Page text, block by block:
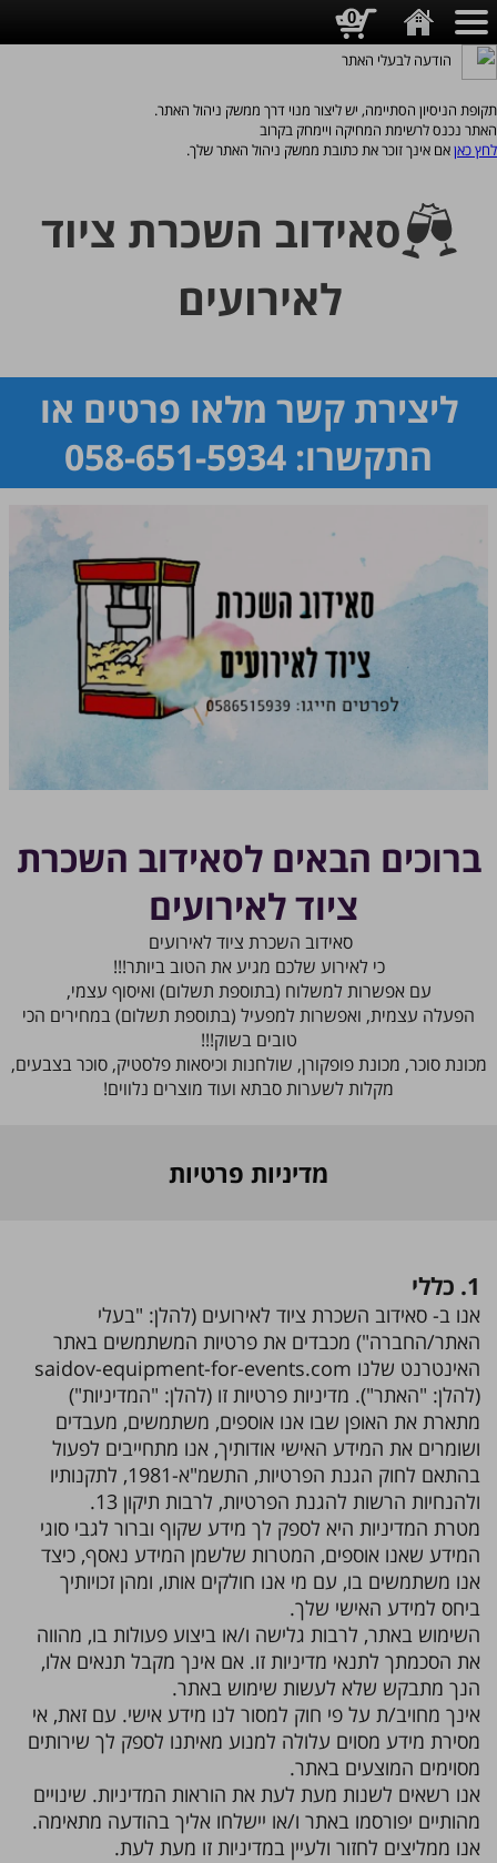
הודעה לבעלי האתר
תקופת הניסיון הסתיימה, יש ליצור מנוי דרך ממשק ניהול האתר.
האתר נכנס לרשימת המחיקה ויימחק בקרוב
לחץ כאןאם אינך זוכר את כתובת ממשק ניהול האתר שלך.
סאידוב השכרת ציוד
לאירועים
ליצירת קשר מלאו פרטים או
התקשרו: 058-651-5934
ברוכים הבאים לסאידוב השכרת
ציוד לאירועים
סאידוב השכרת ציוד לאירועים
כי לאירוע שלכם מגיע את הטוב ביותר!!!
עם אפשרות למשלוח (בתוספת תשלום) ואיסוף עצמי,
הפעלה עצמית, ואפשרות למפעיל (בתוספת תשלום) במחירים הכי
טובים בשוק!!!
מכונת סוכר, מכונת פופקורן, שולחנות וכיסאות פלסטיק, סוכר בצבעים,
מקלות לשערות סבתא ועוד מוצרים נלווים!
מדיניות פרטיות
1. כללי
אנו ב- סאידוב השכרת ציוד לאירועים (להלן: "בעלי
האתר/החברה") מכבדים את פרטיות המשתמשים באתר
האינטרנט שלנו saidov-equipment-for-events.com
(להלן: "האתר"). מדיניות פרטיות זו (להלן: "המדיניות")
מתארת את האופן שבו אנו אוספים, משתמשים, מעבדים
ושומרים את המידע האישי אודותיך, אנו מתחייבים לפעול
בהתאם לחוק הגנת הפרטיות, התשמ"א-1981, לתקנותיו
ולהנחיות הרשות להגנת הפרטיות, לרבות תיקון 13.
מטרת המדיניות היא לספק לך מידע שקוף וברור לגבי סוגי
המידע שאנו אוספים, המטרות שלשמן המידע נאסף, כיצד
אנו משתמשים בו, עם מי אנו חולקים אותו, ומהן זכויותיך
ביחס למידע האישי שלך.
השימוש באתר, לרבות גלישה ו/או ביצוע פעולות בו, מהווה
את הסכמתך לתנאי מדיניות זו. אם אינך מקבל תנאים אלו,
הנך מתבקש שלא לעשות שימוש באתר.
אינך מחויב/ת על פי חוק למסור לנו מידע אישי. עם זאת, אי
מסירת מידע מסוים עלולה למנוע מאיתנו לספק לך שירותים
מסוימים המוצעים באתר.
אנו רשאים לשנות מעת לעת את הוראות המדיניות. שינויים
מהותיים יפורסמו באתר ו/או יישלחו אליך בהודעה מתאימה.
אנו ממליצים לחזור ולעיין במדיניות זו מעת לעת.
0